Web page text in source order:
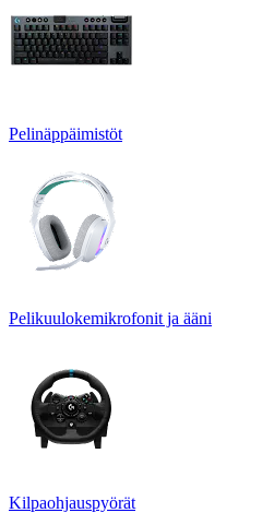
Pelinäppäimistöt
Pelikuulokemikrofonit ja ääni
Kilpaohjauspyörät